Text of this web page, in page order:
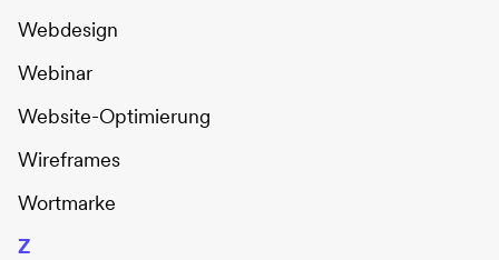
Webdesign
Webinar
Website-Optimierung
Wireframes
Wortmarke
Z